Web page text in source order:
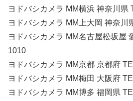
ヨドバシカメラ MM横浜 神奈川県
ヨドバシカメラ MM上大岡 神奈川
ヨドバシカメラ MM名古屋松坂屋
1010
ヨドバシカメラ MM京都 京都府
ヨドバシカメラ MM梅田 大阪府
ヨドバシカメラ MM博多 福岡県